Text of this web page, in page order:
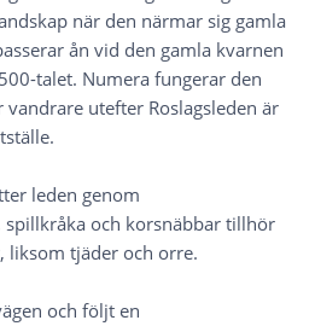
när den närmar sig gamla
ån vid den gamla kvarnen
talet. Numera fungerar den
utefter Roslagsleden är
leden genom
spillkråka och korsnäbbar tillhör
liksom tjäder och orre.
och följt en